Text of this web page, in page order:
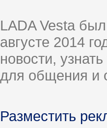
LADA Vesta
августе 2014
новости,
для общения и
Разместить